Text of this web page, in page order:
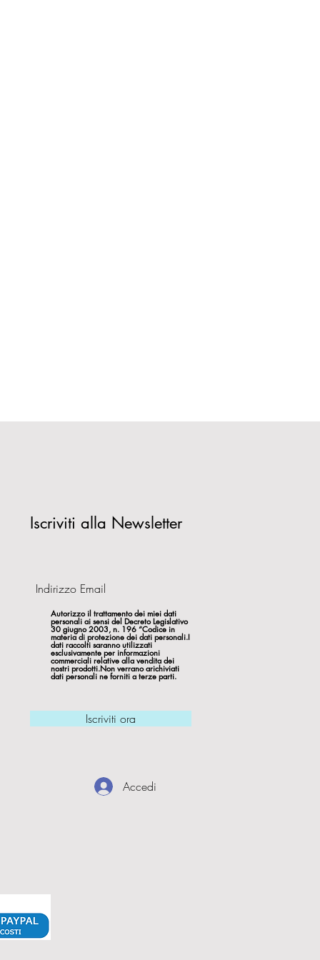
Iscriviti alla Newsletter
Autorizzo il trattamento dei miei dati
personali ai sensi del Decreto Legislativo
30 giugno 2003, n. 196 “Codice in
materia di protezione dei dati personali.I
dati raccolti saranno utilizzati
esclusivamente per informazioni
commerciali relative alla vendita dei
nostri prodotti.Non verrano arichiviati
dati personali ne forniti a terze parti.
Iscriviti ora
Accedi